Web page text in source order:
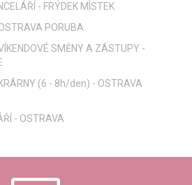
- FRÝDEK MÍSTEK
PORUBA
SMĚNY A ZÁSTUPY -
(6 - 8h/den) - OSTRAVA
- OSTRAVA